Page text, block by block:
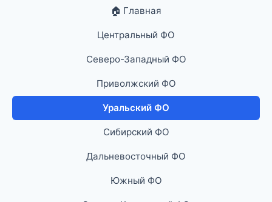
🏠 Главная
Центральный ФО
Северо-Западный ФО
Приволжский ФО
Уральский ФО
Сибирский ФО
Дальневосточный ФО
Южный ФО